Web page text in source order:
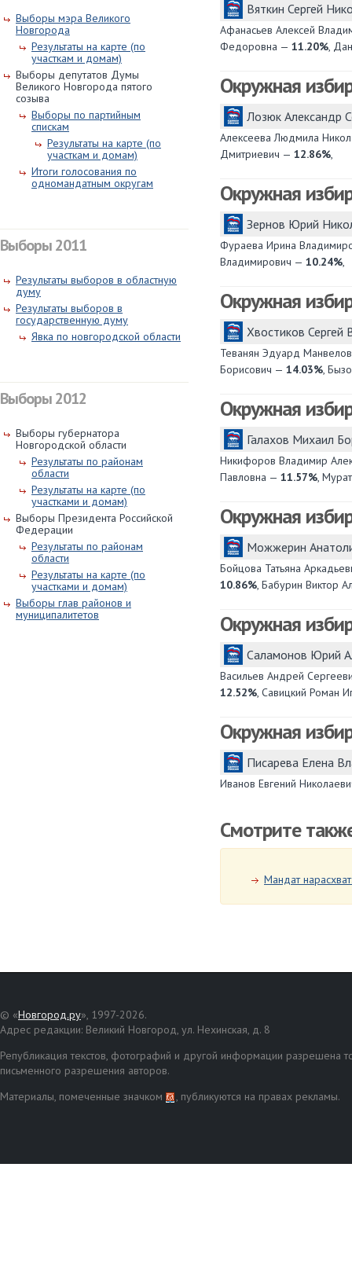
Выборы мэра Великого
Новгорода
Результаты на карте (по
участкам и домам)
Выборы депутатов Думы
Великого Новгорода пятого
созыва
Выборы по партийным
спискам
Результаты на карте (по
участкам и домам)
Итоги голосования по
одномандатным округам
Выборы 2011
Результаты выборов в областную
думу
Результаты выборов в
государственную думу
Явка по новгородской области
Выборы 2012
Выборы губернатора
Новгородской области
Результаты по районам
области
Результаты на карте (по
участками и домам)
Выборы Президента Российской
Федерации
Результаты по районам
области
Результаты на карте (по
участками и домам)
Выборы глав районов и
муниципалитетов
Вяткин Сергей
Афанасьев Алексей
Федоровна — 11.20%,
Окружная
Лозюк Александр
Алексеева Людмила
Дмитриевич — 12.86%,
Окружная
Зернов Юрий
Фураева Ирина
Владимирович — 10.24%,
Окружная
Хвостиков
Теванян Эдуард
Борисович — 14.03%,
Окружная
Галахов Михаил
Никифоров Владимир
Павловна — 11.57%,
Окружная
Можжерин
Бойцова Татьяна
10.86%, Бабурин Виктор
Окружная
Саламонов Юрий
Васильев Андрей
12.52%, Савицкий Роман
Окружная
Писарева Елена
Иванов Евгений
Смотрите
Мандат
© «Новгород.ру», 1997-2026.
Адрес редакции: Великий Новгород, ул. Нехинская, д. 8
Републикация текстов, фотографий и другой информации разрешена
письменного разрешения авторов.
Материалы, помеченные значком
, публикуются на правах рекламы.